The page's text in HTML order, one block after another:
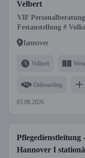
Velbert
VIF
Festanstellung #
Hannover
Vollzeit
Onboarding
03.08.2026
Pflegedienstleitung
Hannover I